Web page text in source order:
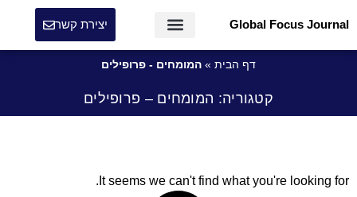
Global Focus Journal יצירת קשר
דף הבית » המומחים - פרופילים
קטגוריה: המומחים – פרופילים
It seems we can't find what you're looking for.